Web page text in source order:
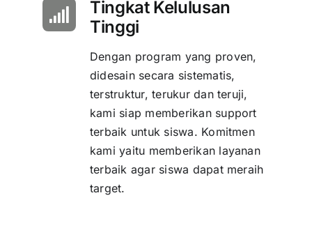
Tingkat Kelulusan
Tinggi
Dengan program yang proven,
didesain secara sistematis,
terstruktur, terukur dan teruji,
kami siap memberikan support
terbaik untuk siswa. Komitmen
kami yaitu memberikan layanan
terbaik agar siswa dapat meraih
target.